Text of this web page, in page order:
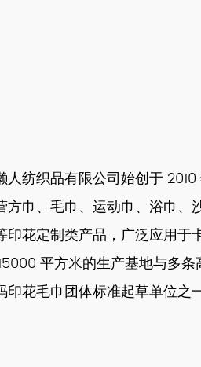
人纺织品有限公司始创于
方巾、毛巾、运动巾、浴巾
印花定制类产品，广泛应用于
平方米的生产基地与多
印花毛巾团体标准起草单位之